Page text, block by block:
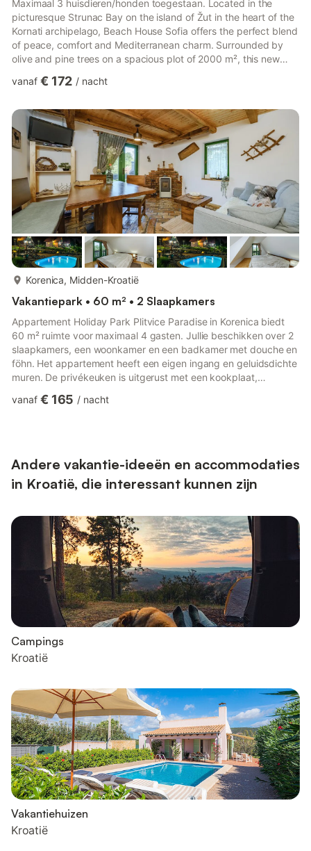
Maximaal 3 huisdieren/honden toegestaan. Located in the
picturesque Strunac Bay on the island of Žut in the heart of the
Kornati archipelago, Beach House Sofia offers the perfect blend
of peace, comfort and Mediterranean charm. Surrounded by
olive and pine trees on a spacious plot of 2000 m², this new
view.Guests have access to a seawater swimming pool and a
children's amusement park, a water bed, a beach bar and the
BAIN restaurant, known for its excellent local cuisin...
vanaf € 172 / nacht
Korenica, Midden-Kroatië
Vakantiepark • 60 m² • 2 Slaapkamers
Appartement Holiday Park Plitvice Paradise in Korenica biedt
60 m² ruimte voor maximaal 4 gasten. Jullie beschikken over 2
slaapkamers, een woonkamer en een badkamer met douche en
föhn. Het appartement heeft een eigen ingang en geluidsdichte
muren. De privékeuken is uitgerust met een kookplaat,
een balkon, een terras met tuinzicht, uitzicht op de bergen, een
vanaf € 165 / nacht
Andere vakantie-ideeën en accommodaties
in Kroatië, die interessant kunnen zijn
Campings
Kroatië
Vakantiehuizen
Kroatië